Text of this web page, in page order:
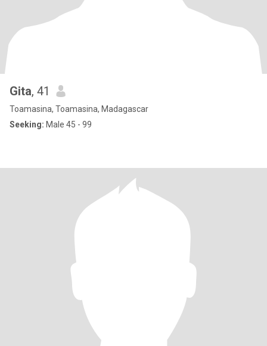
Gita, 41
Toamasina, Toamasina, Madagascar
Seeking: Male 45 - 99